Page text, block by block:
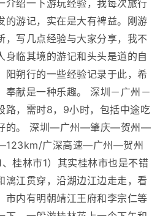
介绍一下游玩经验，我每次旅行
的游记，实在是大有裨益。刚游
，写几点经验与大家分享，我不
身临其境的游记和头头是道的自
阳朔行的一些经验记录于此，希
奉献是一种乐趣。 深圳－广州－
路，需时8，9小时，包括中途吃
的。 深圳—广州—肇庆—贺州—
广深高速—广州—贺州
桂林市1）其实桂林市也是不错
漓江贯穿，沿湖边江边走走，看
市内有明朝靖江王府和李宗仁等